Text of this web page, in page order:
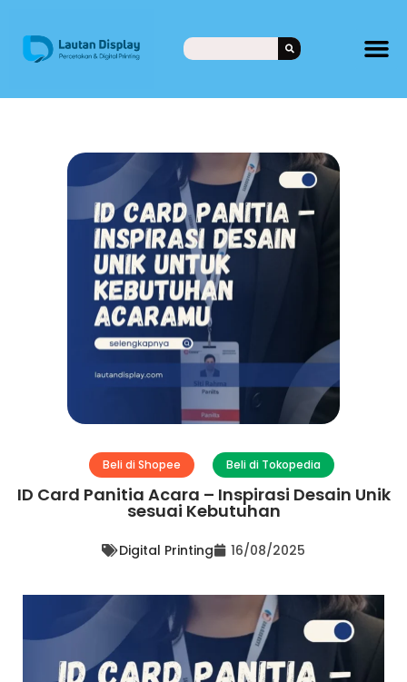
Beli di Shopee Beli di Tokopedia
ID Card Panitia Acara – Inspirasi Desain Unik
sesuai Kebutuhan
Digital Printing 16/08/2025